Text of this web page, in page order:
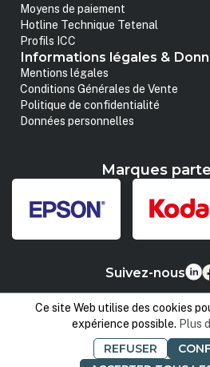
Moyens de paiement
Hotline Technique Tetenal
Profils ICC
Informations légales &
Mentions légales
Conditions Générales de Vente
Politique de confidentialité
Données personnelles
Marques
Suivez-nous
Ce site Web utilise des cookies
expérience possible. Plus
REFUSER